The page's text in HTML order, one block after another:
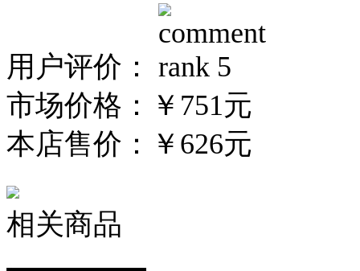
用户评价：
市场价格： ￥751元
本店售价： ￥626元
相关商品